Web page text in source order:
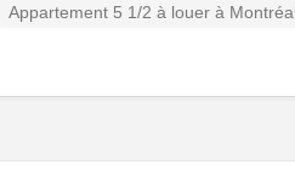
Appartement 5 1/2 à louer à Montréal